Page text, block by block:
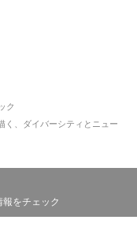
ク
く、ダイバーシティとニュー
報をチェック